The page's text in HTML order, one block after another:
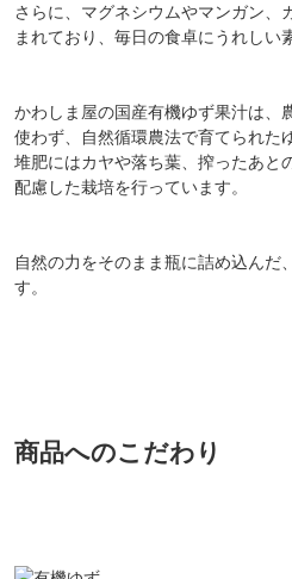
さらに、マグネシウムやマンガン、
まれており、毎日の食卓にうれしい
かわしま屋の国産有機ゆず果汁は、
使わず、自然循環農法で育てられた
堆肥にはカヤや落ち葉、搾ったあと
配慮した栽培を行っています。
自然の力をそのまま瓶に詰め込んだ
す。
商品へのこだわり